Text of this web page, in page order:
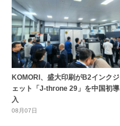
KOMORI、盛大印刷がB2インクジ
ェット「J-throne 29」を中国初導
入
08月07日